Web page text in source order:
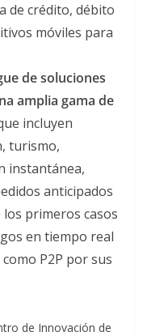
de crédito, débito
móviles para
de soluciones
amplia gama de
incluyen
turismo,
instantánea,
anticipados
primeros casos
en tiempo real
P2P por sus
de Innovación de